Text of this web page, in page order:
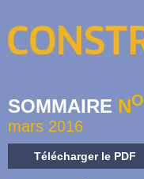
SOMMAIRE NO
mars 2016
Télécharger le PDF